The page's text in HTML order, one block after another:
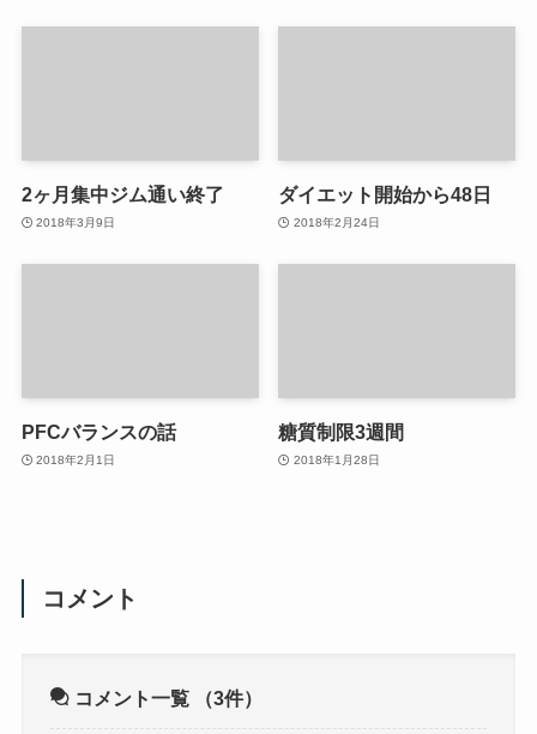
2ヶ月集中ジム通い終了
2018年3月9日
ダイエット開始から48日
2018年2月24日
PFCバランスの話
2018年2月1日
糖質制限3週間
2018年1月28日
コメント
コメント一覧 （3件）